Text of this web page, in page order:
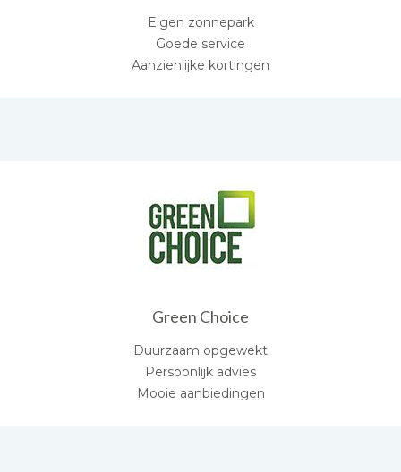
Eigen zonnepark
Goede service
Aanzienlijke kortingen
Green Choice
Duurzaam opgewekt
Persoonlijk advies
Mooie aanbiedingen